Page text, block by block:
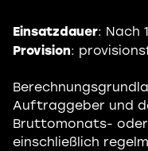
Einsatzdauer: Nach
Provision:
Auftraggeber und
Bruttomonats-
einschließlich